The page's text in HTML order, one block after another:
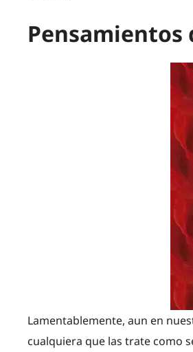
Pensamientos
Lamentablemente, aun en
cualquiera que las trate como